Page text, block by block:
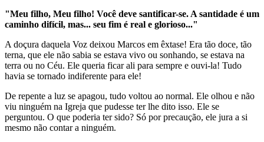
"Meu filho, Meu filho! Você deve santificar-se. A santidade é um
caminho difícil, mas... seu fim é real e glorioso..."
A doçura daquela Voz deixou Marcos em êxtase! Era tão doce, tão
terna, que ele não sabia se estava vivo ou sonhando, se estava na
terra ou no Céu. Ele queria ficar ali para sempre e ouvi-la! Tudo
havia se tornado indiferente para ele!
De repente a luz se apagou, tudo voltou ao normal. Ele olhou e não
viu ninguém na Igreja que pudesse ter lhe dito isso. Ele se
perguntou. O que poderia ter sido? Só por precaução, ele jura a si
mesmo não contar a ninguém.